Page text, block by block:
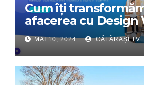
Cum îți
afacerea cu Design
Interactiv –
digital de încredere
MAI 10, 2024 CĂLĂRAȘI TV